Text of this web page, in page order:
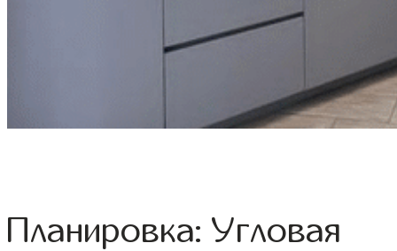
Планировка: Угловая